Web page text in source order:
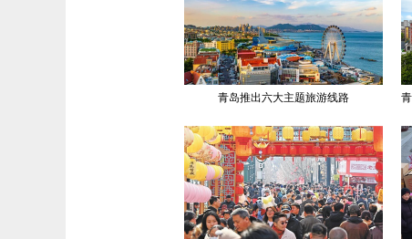
青岛推出六大主题旅游线路